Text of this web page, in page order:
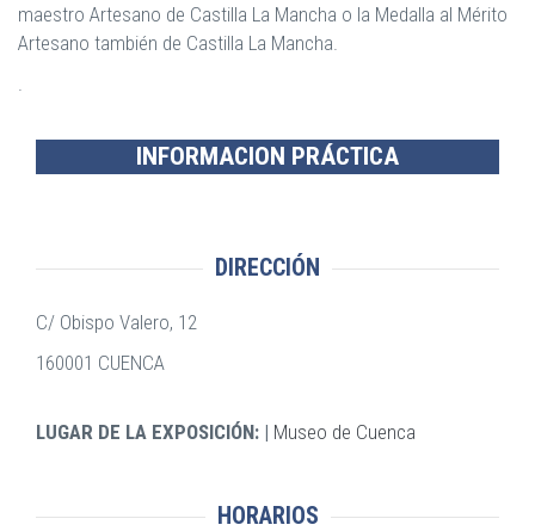
maestro Artesano de Castilla La Mancha o la Medalla al Mérito
Artesano también de Castilla La Mancha.
INFORMACION PRÁCTICA
DIRECCIÓN
C/ Obispo Valero, 12
160001 CUENCA
LUGAR DE LA EXPOSICIÓN: Museo de Cuenca
HORARIOS